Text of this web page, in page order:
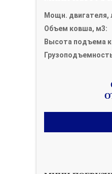
Мощн. двигателя,
Объем ковша, м3:
Высота подъема